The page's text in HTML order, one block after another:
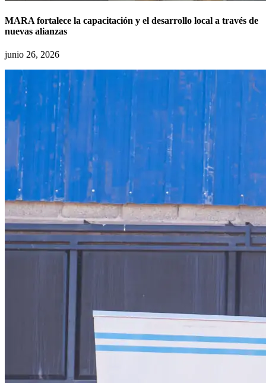
MARA fortalece la capacitación y el desarrollo local a través de
nuevas alianzas
junio 26, 2026